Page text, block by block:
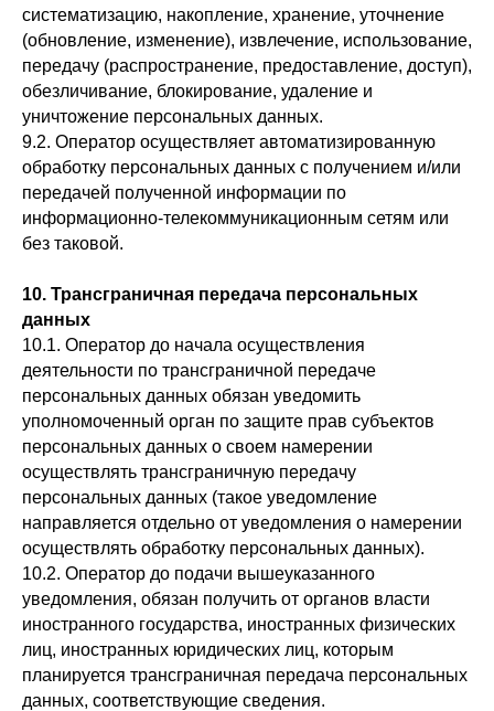
систематизацию, накопление, хранение, уточнение
(обновление, изменение), извлечение, использование,
передачу (распространение, предоставление, доступ),
обезличивание, блокирование, удаление и
уничтожение персональных данных.
9.2. Оператор осуществляет автоматизированную
обработку персональных данных с получением и/или
передачей полученной информации по
информационно-телекоммуникационным сетям или
без таковой.
10. Трансграничная передача персональных
данных
10.1. Оператор до начала осуществления
деятельности по трансграничной передаче
персональных данных обязан уведомить
уполномоченный орган по защите прав субъектов
персональных данных о своем намерении
осуществлять трансграничную передачу
персональных данных (такое уведомление
направляется отдельно от уведомления о намерении
осуществлять обработку персональных данных).
10.2. Оператор до подачи вышеуказанного
уведомления, обязан получить от органов власти
иностранного государства, иностранных физических
лиц, иностранных юридических лиц, которым
планируется трансграничная передача персональных
данных, соответствующие сведения.